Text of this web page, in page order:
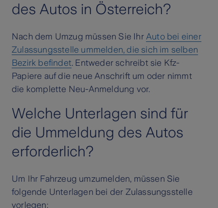
des Autos in Österreich?
Nach dem Umzug müssen Sie Ihr Auto bei einer
Zulassungsstelle ummelden, die sich im selben
Bezirk befindet. Entweder schreibt sie Kfz-
Papiere auf die neue Anschrift um oder nimmt
die komplette Neu-Anmeldung vor.
Welche Unterlagen sind für
die Ummeldung des Autos
erforderlich?
Um Ihr Fahrzeug umzumelden, müssen Sie
folgende Unterlagen bei der Zulassungsstelle
vorlegen: